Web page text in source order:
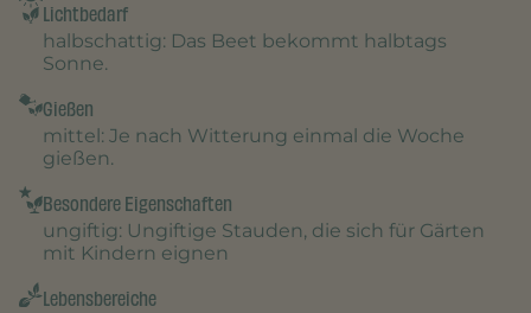
Lichtbedarf
halbschattig: Das Beet bekommt halbtags
Sonne.
Gießen
mittel: Je nach Witterung einmal die Woche
gießen.
Besondere Eigenschaften
ungiftig: Ungiftige Stauden, die sich für Gärten
mit Kindern eignen
Lebensbereiche